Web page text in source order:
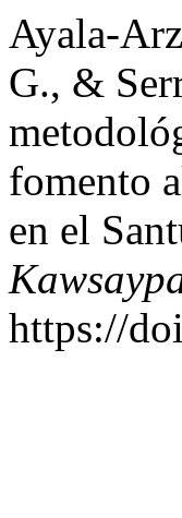
Ayala-
G., &
fomento
en el
https://